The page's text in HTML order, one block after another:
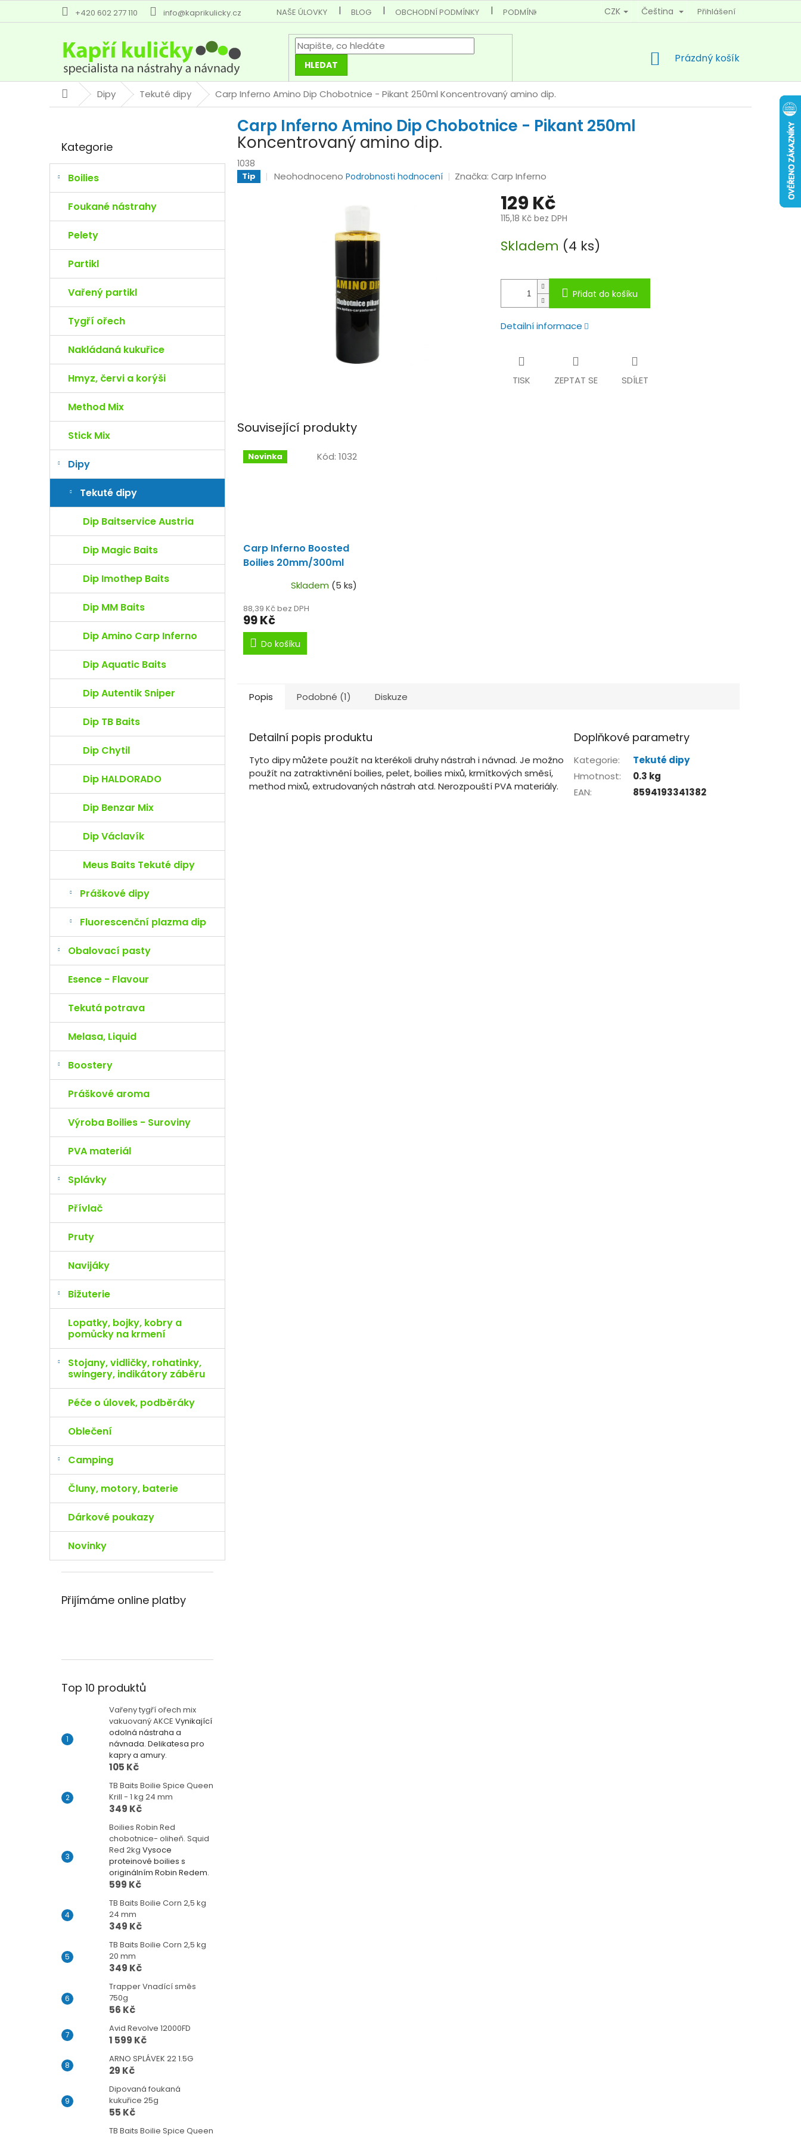
+420 602 277 110 info@kaprikulicky.cz NAŠE ÚLOVKY BLOG OBCHODNÍ PODMÍNKY PODMÍNKY OCHRANY OSOBNÍCH ÚDAJŮ KONTAKTY
CZK Čeština Přihlášení
HLEDAT
NÁKUPNÍ
Prázdný košík
DomůDipy Tekuté dipy Carp Inferno Amino Dip Chobotnice - Pikant 250ml Koncentrovaný amino dip.
r
n
í
l
kategorie
Kategorie
Boilies
Foukané nástrahy
Pelety
Partikl
Vařený partikl
Tygří ořech
Nakládaná kukuřice
Hmyz, červi a korýši
Method Mix
Stick Mix
Dipy
Tekuté dipy
Dip Baitservice Austria
Dip Magic Baits
Dip Imothep Baits
Dip MM Baits
Dip Amino Carp Inferno
Dip Aquatic Baits
Dip Autentik Sniper
Dip TB Baits
Dip Chytil
Dip HALDORADO
Dip Benzar Mix
Dip Václavík
Meus Baits Tekuté dipy
Práškové dipy
Fluorescenční plazma dip
Obalovací pasty
Esence - Flavour
Tekutá potrava
Melasa, Liquid
Boostery
Práškové aroma
Výroba Boilies - Suroviny
PVA materiál
Splávky
Přívlač
Pruty
Navijáky
Bižuterie
Lopatky, bojky, kobry a
pomůcky na krmení
Stojany, vidličky, rohatinky,
swingery, indikátory záběru
Péče o úlovek, podběráky
Oblečení
Camping
Čluny, motory, baterie
Dárkové poukazy
Novinky
Přijímáme online platby
Top 10 produktů
Vařeny tygří ořech mix
vakuovaný AKCE Vynikající
odolná nástraha a
návnada. Delikatesa pro
kapry a amury.
105 Kč
TB Baits Boilie Spice Queen
Krill - 1 kg 24 mm
349 Kč
Boilies Robin Red
chobotnice- oliheň. Squid
Red 2kg Vysoce
proteinové boilies s
originálním Robin Redem.
599 Kč
TB Baits Boilie Corn 2,5 kg
24 mm
349 Kč
TB Baits Boilie Corn 2,5 kg
20 mm
349 Kč
Trapper Vnadící směs
750g
56 Kč
Avid Revolve 12000FD
1 599 Kč
ARNO SPLÁVEK 22 1.5G
29 Kč
Dipovaná foukaná
kukuřice 25g
55 Kč
TB Baits Boilie Spice Queen
Carp Inferno Amino Dip Chobotnice - Pikant 250ml
Koncentrovaný amino dip.
1038
Tip
Průměrné
Neohodnoceno Podrobnosti hodnocení Značka: Carp Inferno
129 Kč
115,18 Kč bez DPH
cena:
Skladem (4 ks)
Přidat do košíku
Detailní informace
TISK ZEPTAT SE SDÍLET
Související produkty
Novinka
Carp Inferno Boosted
Boilies 20mm/300ml
Silně dipované boilie.
Skladem (5 ks)
88,39 Kč bez DPH
99 Kč
Do košíku
Kód: 1032
Popis Podobné (1) Diskuze
Detailní popis produktu
Tyto dipy můžete použít na kterékoli druhy nástrah i návnad. Je možno
použít na zatraktivnění boilies, pelet, boilies mixů, krmítkových směsí,
method mixů, extrudovaných nástrah atd. Nerozpouští PVA materiály.
Doplňkové parametry
Kategorie:
Tekuté dipy
Hmotnost:
0.3 kg
EAN: 8594193341382